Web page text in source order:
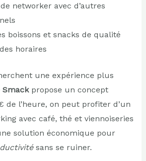
networker avec d’autres
boissons et snacks de qualité
horaires
une expérience plus
Smackpropose un concept
de l’heure, on peut profiter d’un
avec café, thé et viennoiseries
solution économique pour
sans se ruiner.